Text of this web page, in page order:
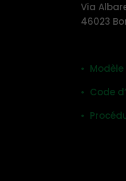
Via
46023
•
• Code
•